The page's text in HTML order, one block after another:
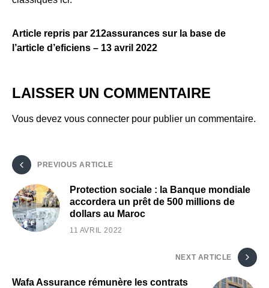
Article repris par 212assurances sur la base de
l’article d’eficiens – 13 avril 2022
LAISSER UN COMMENTAIRE
Vous devez vous connecter pour publier un commentaire.
PREVIOUS ARTICLE
Protection sociale : la Banque mondiale
accordera un prêt de 500 millions de
dollars au Maroc
11 AVRIL 2022
NEXT ARTICLE
Wafa Assurance rémunère les contrats